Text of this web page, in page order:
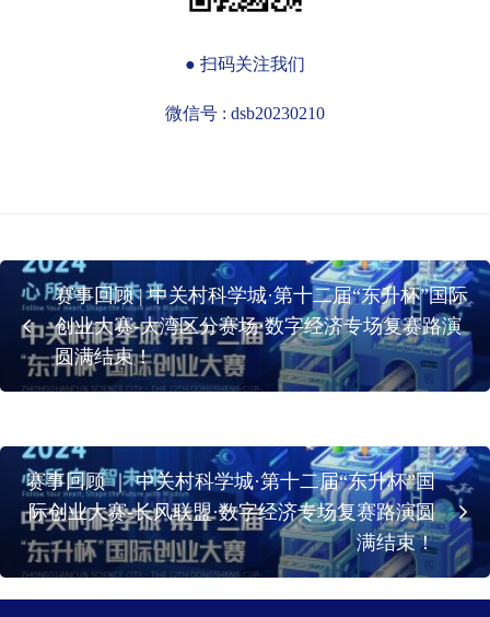
● 扫码关注我们
微信号 : dsb20230210
赛事回顾 | 中关村科学城·第十二届“东升杯”国际
创业大赛-大湾区分赛场·数字经济专场复赛路演
圆满结束！
赛事回顾 ｜ 中关村科学城·第十二届“东升杯”国
际创业大赛-长风联盟·数字经济专场复赛路演圆
满结束！